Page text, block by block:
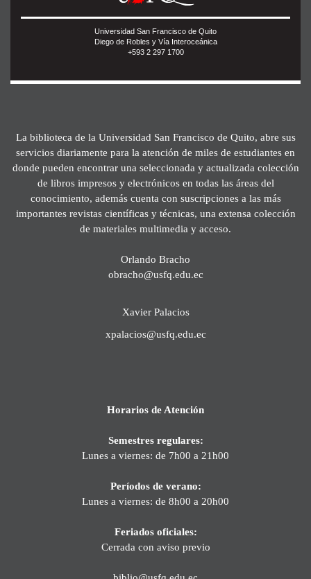
Universidad San Francisco de Quito
Diego de Robles y Vía Interoceánica
+593 2 297 1700
La biblioteca de la Universidad San Francisco de Quito, abre sus
servicios diariamente para la atención de miles de estudiantes en
donde pueden encontrar una seleccionada y actualizada colección
de libros impresos y electrónicos en todas las áreas del
conocimiento, además cuenta con suscripciones a las más
importantes revistas científicas y técnicas, una extensa colección
de materiales multimedia y acceso.
Orlando Bracho
obracho@usfq.edu.ec
Xavier Palacios
xpalacios@usfq.edu.ec
Horarios de Atención
Semestres regulares:
Lunes a viernes: de 7h00 a 21h00
Períodos de verano:
Lunes a viernes: de 8h00 a 20h00
Feriados oficiales:
Cerrada con aviso previo